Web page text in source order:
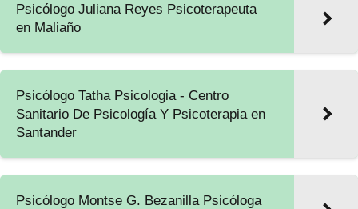
Psicólogo Juliana Reyes Psicoterapeuta
en Maliaño
Psicólogo Tatha Psicologia - Centro
Sanitario De Psicología Y Psicoterapia en
Santander
Psicólogo Montse G. Bezanilla Psicóloga